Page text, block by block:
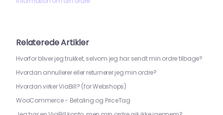
Relaterede Artikler
Hvorfor bliver jeg trukket, selvom jeg har sendt min ordre tilbage?
Hvordan annullerer eller returnerer jeg min ordre?
Hvordan virker ViaBill? (for Webshops)
WooCommerce - Betaling og PriceTag